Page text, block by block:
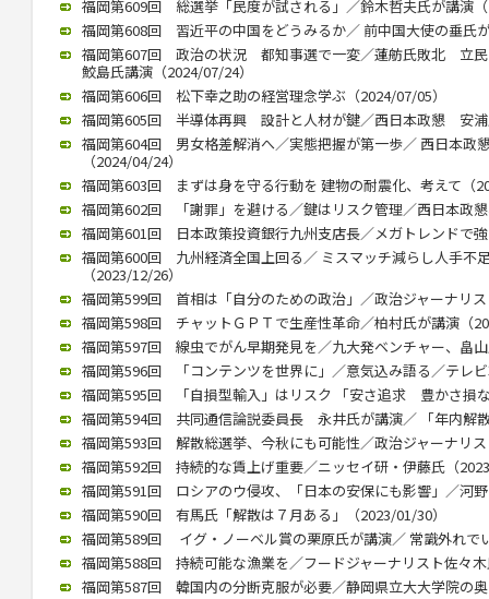
福岡第609回 総選挙「民度が試される」／鈴木哲夫氏が講演
福岡第608回 習近平の中国をどうみるか／ 前中国大使の垂氏
福岡第607回 政治の状況 都知事選で一変／蓮舫氏敗北 立
鮫島氏講演（2024/07/24）
福岡第606回 松下幸之助の経営理念学ぶ（2024/07/05）
福岡第605回 半導体再興 設計と人材が鍵／西日本政懇 安浦
福岡第604回 男女格差解消へ／実態把握が第一歩／ 西日本政
（2024/04/24）
福岡第603回 まずは身を守る行動を 建物の耐震化、考えて（
福岡第602回 「謝罪」を避ける／鍵はリスク管理／西日本政
福岡第601回 日本政策投資銀行九州支店長／メガトレンドで
福岡第600回 九州経済全国上回る／ ミスマッチ減らし人手不
（2023/12/26）
福岡第599回 首相は「自分のための政治」／政治ジャーナリ
福岡第598回 チャットＧＰＴで生産性革命／柏村氏が講演（
福岡第597回 線虫でがん早期発見を／九大発ベンチャー、畠
福岡第596回 「コンテンツを世界に」／意気込み語る／テレ
福岡第595回 「自損型輸入」はリスク 「安さ追求 豊かさ損
福岡第594回 共同通信論説委員長 永井氏が講演／ 「年内解
福岡第593回 解散総選挙、今秋にも可能性／政治ジャーナリ
福岡第592回 持続的な賃上げ重要／ニッセイ研・伊藤氏（
福岡第591回 ロシアのウ侵攻、「日本の安保にも影響」／河
福岡第590回 有馬氏「解散は７月ある」（2023/01/30）
福岡第589回 イグ・ノーベル賞の栗原氏が講演／ 常識外れで
福岡第588回 持続可能な漁業を／フードジャーナリスト佐々
福岡第587回 韓国内の分断克服が必要／静岡県立大大学院の